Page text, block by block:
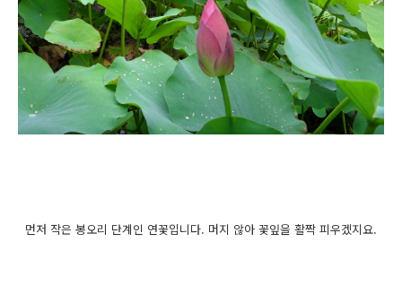
먼저 작은 봉오리 단계인 연꽃입니다. 머지 않아 꽃잎을 활짝 피우겠지요.